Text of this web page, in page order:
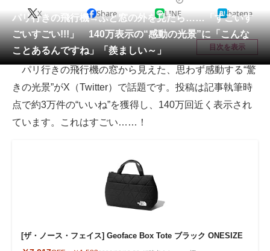
会員記事
メディア
注目記事を集めた総合ページ
ITの今と未来を見通す
スマホと通信の最新トレンド
好きが集まる 比べて選べる
ビジネスと働き方のヒント
企業ITのトレンドを詳説
パリ行きの飛行機→ふと窓の外を見たら……「すごいす
ごいすごい!!!」 140万表示の“感動の光景”に「こんな
ことあるんですね」「羨ましい～」
X Share LINE hatena
目次を表示
パリ行きの飛行機の窓から見えた、思わず感動する“驚
きの光景”がX（Twitter）で話題です。投稿は記事執筆時
点で約3万件の“いいね”を獲得し、140万回近く表示され
ています。これはすごい……！
[ザ・ノース・フェイス] Geoface Box Tote ブラック ONESIZE